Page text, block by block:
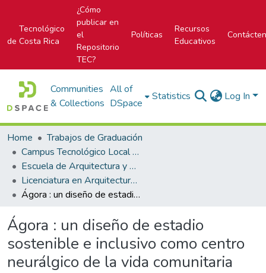
Tecnológico
de Costa Rica
¿Cómo
publicar en
el
Repositorio
TEC?
Políticas
Recursos
Educativos
Communities
& Collections
All of
DSpace
Statistics Log In
Home
Trabajos de Graduación
Campus Tecnológico Local San José
Escuela de Arquitectura y Urbanismo
Licenciatura en Arquitectura y Urbanismo
Ágora : un diseño de estadio sostenible e inclusivo como centro neurálgico de la vida comunitaria
Ágora : un diseño de estadio
sostenible e inclusivo como centro
neurálgico de la vida comunitaria